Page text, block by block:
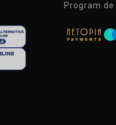
Program